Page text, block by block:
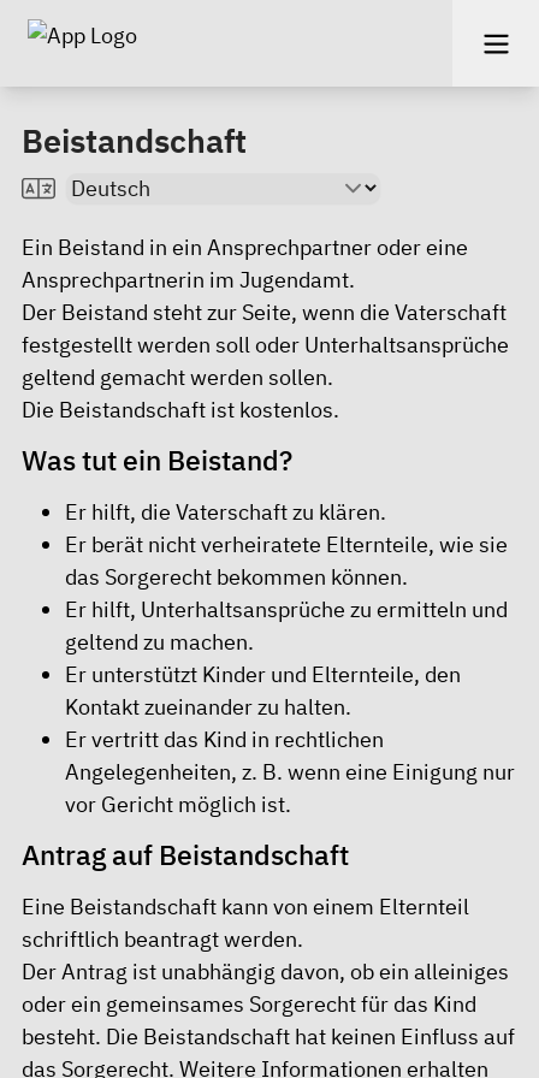
Beistandschaft
Ein Beistand in ein Ansprechpartner oder eine
Ansprechpartnerin im Jugendamt.
Der Beistand steht zur Seite, wenn die Vaterschaft
festgestellt werden soll oder Unterhaltsansprüche
geltend gemacht werden sollen.
Die Beistandschaft ist kostenlos.
Was tut ein Beistand?
Er hilft, die Vaterschaft zu klären.
Er berät nicht verheiratete Elternteile, wie sie
das Sorgerecht bekommen können.
Er hilft, Unterhaltsansprüche zu ermitteln und
geltend zu machen.
Er unterstützt Kinder und Elternteile, den
Kontakt zueinander zu halten.
Er vertritt das Kind in rechtlichen
Angelegenheiten, z. B. wenn eine Einigung nur
vor Gericht möglich ist.
Antrag auf Beistandschaft
Eine Beistandschaft kann von einem Elternteil
schriftlich beantragt werden.
Der Antrag ist unabhängig davon, ob ein alleiniges
oder ein gemeinsames Sorgerecht für das Kind
besteht. Die Beistandschaft hat keinen Einfluss auf
das Sorgerecht. Weitere Informationen erhalten